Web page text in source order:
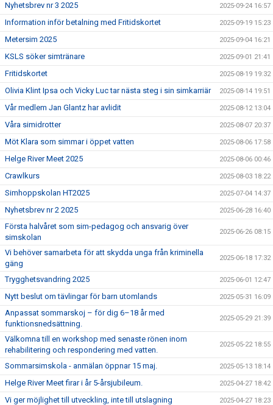
Nyhetsbrev nr 3 2025 2025-09-24 16:57
Information inför betalning med Fritidskortet 2025-09-19 15:23
Metersim 2025 2025-09-04 16:21
KSLS söker simtränare 2025-09-01 21:41
Fritidskortet 2025-08-19 19:32
Olivia Klint Ipsa och Vicky Luc tar nästa steg i sin simkarriär 2025-08-14 19:51
Vår medlem Jan Glantz har avlidit 2025-08-12 13:04
Våra simidrotter 2025-08-07 20:37
Möt Klara som simmar i öppet vatten 2025-08-06 17:58
Helge River Meet 2025 2025-08-06 00:46
Crawlkurs 2025-08-03 18:22
Simhoppskolan HT2025 2025-07-04 14:37
Nyhetsbrev nr 2 2025 2025-06-28 16:40
Första halvåret som sim-pedagog och ansvarig över
simskolan
2025-06-26 08:15
Vi behöver samarbeta för att skydda unga från kriminella
gäng
2025-06-18 17:32
Trygghetsvandring 2025 2025-06-01 12:47
Nytt beslut om tävlingar för barn utomlands 2025-05-31 16:09
Anpassat sommarskoj – för dig 6–18 år med
funktionsnedsättning.
2025-05-29 21:39
Välkomna till en workshop med senaste rönen inom
rehabilitering och respondering med vatten.
2025-05-22 18:55
Sommarsimskola - anmälan öppnar 15 maj. 2025-05-13 18:14
Helge River Meet firar i år 5-årsjubileum. 2025-04-27 18:42
Vi ger möjlighet till utveckling, inte till utslagning 2025-04-27 18:23